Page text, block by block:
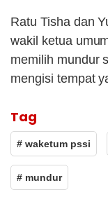
Ratu Tisha dan
wakil ketua
memilih mundur
mengisi tempat
Tag
# waketum pssi
# mundur